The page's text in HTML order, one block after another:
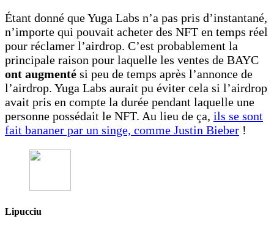
Étant donné que Yuga Labs n’a pas pris d’instantané,
n’importe qui pouvait acheter des NFT en temps réel
pour réclamer l’airdrop. C’est probablement la
principale raison pour laquelle les ventes de BAYC
ont augmenté si peu de temps après l’annonce de
l’airdrop. Yuga Labs aurait pu éviter cela si l’airdrop
avait pris en compte la durée pendant laquelle une
personne possédait le NFT. Au lieu de ça, ils se sont
fait bananer par un singe, comme Justin Bieber !
Lipucciu